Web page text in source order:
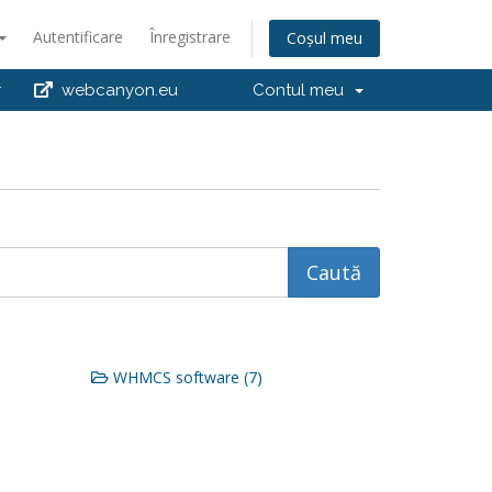
Autentificare Înregistrare Coșul meu
webcanyon.eu Contul meu
WHMCS software (7)